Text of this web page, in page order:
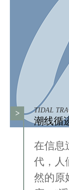
> TIDAL
潮线循
在信息
代，人
然的原